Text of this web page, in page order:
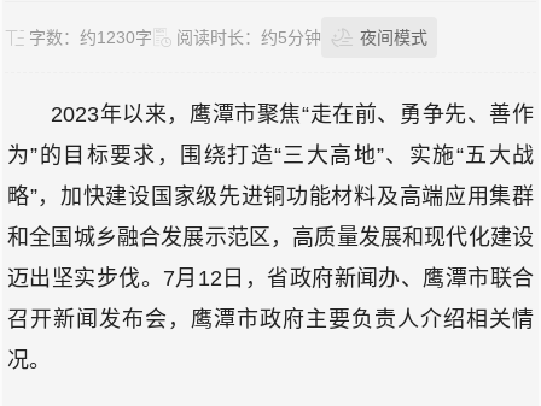
字数： 约1230字 阅读时长： 约5分钟 夜间模式
2023年以来，鹰潭市聚焦“走在前、勇争先、善作
为”的目标要求，围绕打造“三大高地”、实施“五大战
略”，加快建设国家级先进铜功能材料及高端应用集群
和全国城乡融合发展示范区，高质量发展和现代化建设
迈出坚实步伐。7月12日，省政府新闻办、鹰潭市联合
召开新闻发布会，鹰潭市政府主要负责人介绍相关情
况。